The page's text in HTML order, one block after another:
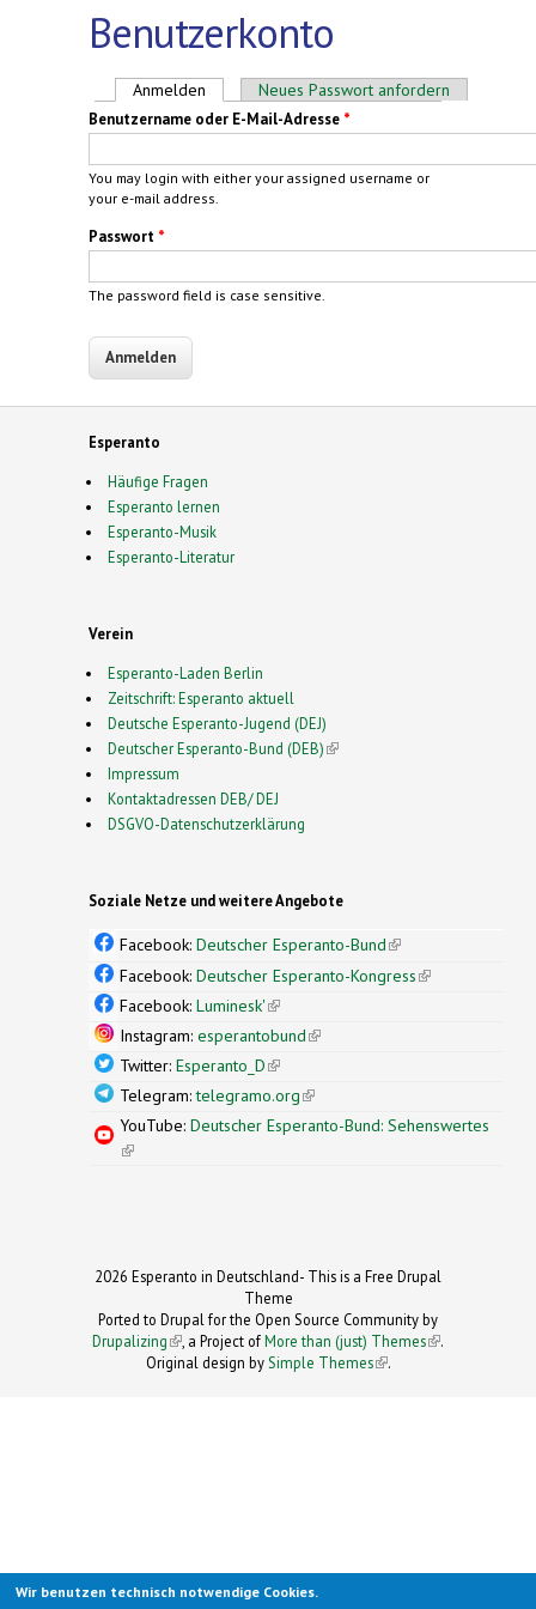
Benutzerkonto
Haupt-Reiter
Anmelden (aktiver Reiter)
Neues Passwort anfordern
Benutzername oder E-Mail-Adresse *
You may login with either your assigned username or
your e-mail address.
Passwort *
The password field is case sensitive.
Esperanto
Häufige Fragen
Esperanto lernen
Esperanto-Musik
Esperanto-Literatur
Verein
Esperanto-Laden Berlin
Zeitschrift: Esperanto aktuell
Deutsche Esperanto-Jugend (DEJ)
Deutscher Esperanto-Bund (DEB)(link is external)
Impressum
Kontaktadressen DEB/ DEJ
DSGVO-Datenschutzerklärung
Soziale Netze und weitere Angebote
Facebook: Deutscher Esperanto-Bund(link is
external)
Facebook: Deutscher Esperanto-Kongress(link is
Facebook: Luminesk'(link is external)
Instagram: esperantobund(link is external)
Twitter: Esperanto_D(link is external)
Telegram:telegramo.org(link is external)
YouTube: Deutscher Esperanto-Bund: Sehenswertes
(link is external)
2026 Esperanto in Deutschland- This is a Free Drupal
Theme
Ported to Drupal for the Open Source Community by
Drupalizing(link is external)
, a Project ofMore than (just) Themes (link is
.
Original design by Simple Themes
(link is
.
Wir benutzen technisch notwendige Cookies.